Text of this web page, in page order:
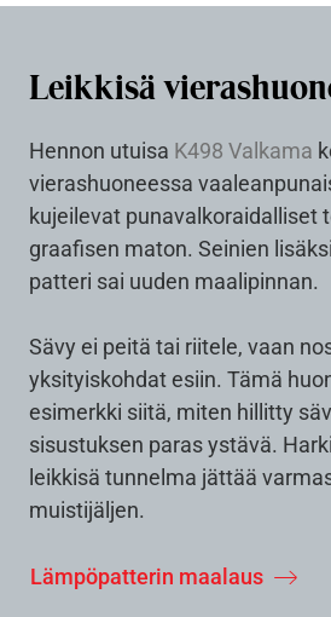
Leikkisä
Hennon utuisa K498 Valkama
vierashuoneessa
kujeilevat punavalkoraidalliset
graafisen maton. Seinien
patteri sai uuden maalipinnan.
Sävy ei peitä tai riitele, vaan
yksityiskohdat esiin. Tämä
esimerkki siitä, miten hillitty
sisustuksen paras ystävä.
leikkisä tunnelma jättää
muistijäljen.
Lämpöpatterin maalaus